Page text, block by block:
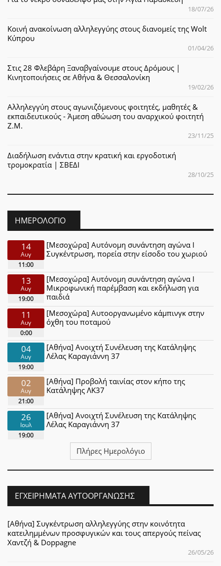
18/07/26
Κοινή ανακοίνωση αλληλεγγύης στους διανομείς της Wolt
Κύπρου
01/04/26
Στις 28 Φλεβάρη Ξαναβγαίνουμε στους Δρόμους |
Κινητοποιήσεις σε Αθήνα & Θεσσαλονίκη
19/02/26
Αλληλεγγύη στους αγωνιζόμενους φοιτητές, μαθητές &
εκπαιδευτικούς - Άμεση αθώωση του αναρχικού φοιτητή
Ζ.Μ.
23/11/25
Διαδήλωση ενάντια στην κρατική και εργοδοτική
τρομοκρατία | ΣΒΕΔΙ
28/10/25
ΗΜΕΡΟΛΌΓΙΟ
14
Αυγ
11:00
[Μεσοχώρα] Αυτόνομη συνάντηση αγώνα Ι
Συγκέντρωση, πορεία στην είσοδο του χωριού
13
Αυγ
19:00
[Μεσοχώρα] Αυτόνομη συνάντηση αγώνα Ι
Μικροφωνική παρέμβαση και εκδήλωση για
παιδιά
11
Αυγ
0:00
[Μεσοχώρα] Αυτοοργανωμένο κάμπινγκ στην
όχθη του ποταμού
04
Αυγ
19:00
[Αθήνα] Ανοιχτή Συνέλευση της Κατάληψης
Λέλας Καραγιάννη 37
02
Αυγ
21:00
[Αθήνα] Προβολή ταινίας στον κήπο της
Κατάληψης ΛΚ37
26
Ιουλ
19:00
[Αθήνα] Ανοιχτή Συνέλευση της Κατάληψης
Λέλας Καραγιάννη 37
Πλήρες Ημερολόγιο
ΕΓΧΕΙΡΉΜΑΤΑ ΑΥΤΟΟΡΓΆΝΩΣΗΣ
[Αθήνα] Συγκέντρωση αλληλεγγύης στην κοινότητα
κατειλημμένων προσφυγικών και τους απεργούς πείνας
Χαντζή & Doppagne
26/05/26